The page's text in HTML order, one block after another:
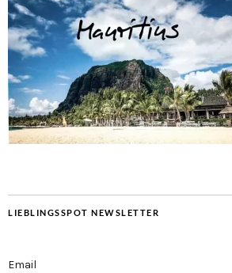
LIEBLINGSSPOT NEWSLETTER
Email